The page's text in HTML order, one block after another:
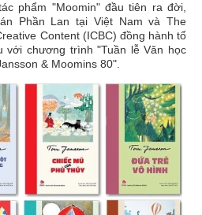
phẩm "Moomin" đầu tiên ra đời,
Phần Lan tại Việt Nam và The
Content (ICBC) đồng hành tổ
với chương trình "Tuần lễ Văn học
& Moomins 80".